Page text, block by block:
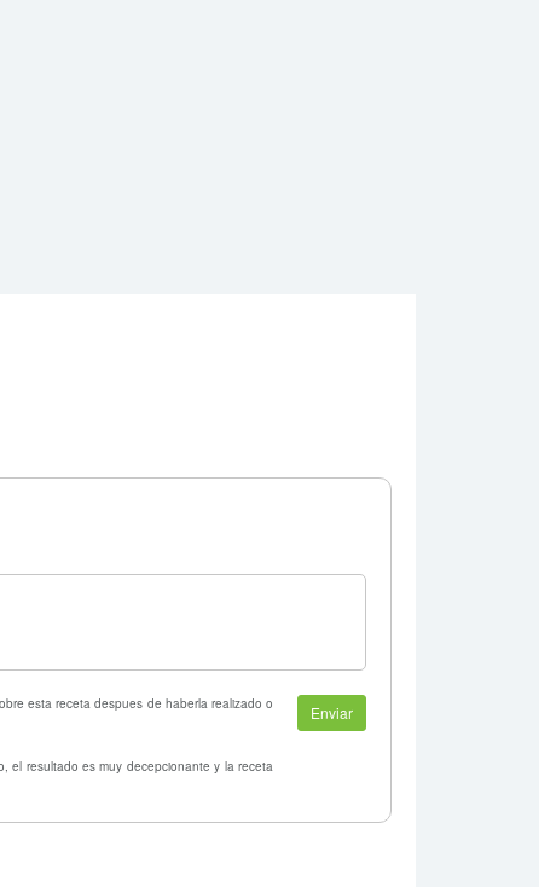
esta receta despues de haberla realizado o
el resultado es muy decepcionante y la receta